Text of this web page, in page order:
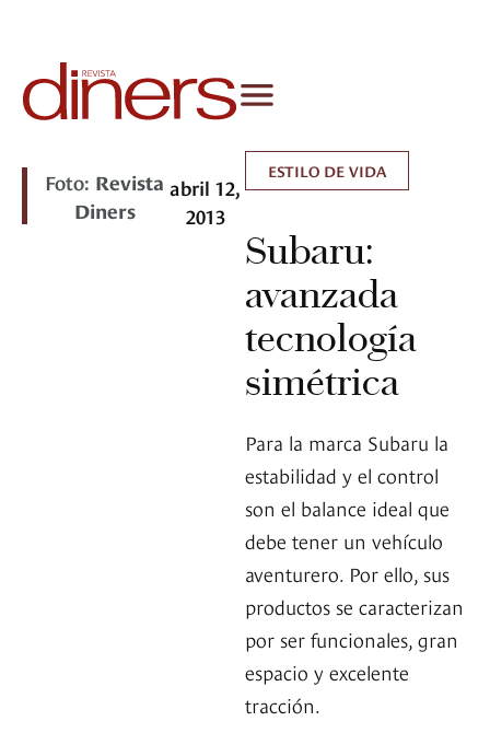
Foto: Revista
Diners
abril 12,
2013
ESTILO DE VIDA
Subaru:
avanzada
tecnología
simétrica
Para la marca Subaru la
estabilidad y el control
son el balance ideal que
debe tener un vehículo
aventurero. Por ello, sus
productos se caracterizan
por ser funcionales, gran
espacio y excelente
tracción.